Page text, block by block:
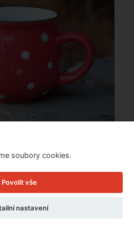
Cena: 69 Kč
do: 7.8.
soubory cookies.
Povolit vše
nastavení